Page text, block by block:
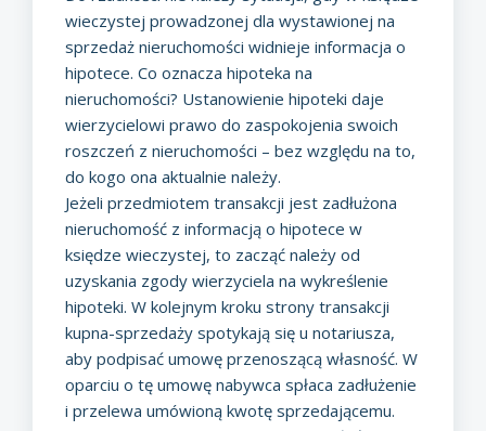
wieczystej prowadzonej dla wystawionej na
sprzedaż nieruchomości widnieje informacja o
hipotece. Co oznacza hipoteka na
nieruchomości? Ustanowienie hipoteki daje
wierzycielowi prawo do zaspokojenia swoich
roszczeń z nieruchomości – bez względu na to,
do kogo ona aktualnie należy.
Jeżeli przedmiotem transakcji jest zadłużona
nieruchomość z informacją o hipotece w
księdze wieczystej, to zacząć należy od
uzyskania zgody wierzyciela na wykreślenie
hipoteki. W kolejnym kroku strony transakcji
kupna-sprzedaży spotykają się u notariusza,
aby podpisać umowę przenoszącą własność. W
oparciu o tę umowę nabywca spłaca zadłużenie
i przelewa umówioną kwotę sprzedającemu.